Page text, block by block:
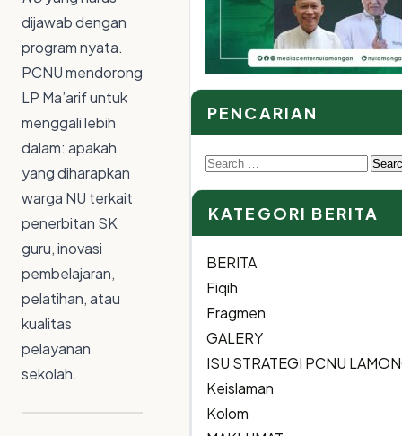
dijawab dengan
program nyata.
PCNU mendorong
LP Ma’arif untuk
menggali lebih
dalam: apakah
yang diharapkan
warga NU terkait
penerbitan SK
guru, inovasi
pembelajaran,
pelatihan, atau
kualitas
pelayanan
sekolah.
PENCARIAN
Search
for:
KATEGORI BERITA
BERITA
Fiqih
Fragmen
GALERY
ISU STRATEGI PCNU
Keislaman
Kolom